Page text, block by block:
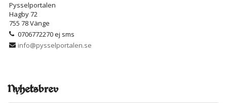
Pysselportalen
Hagby 72
755 78 Vänge
0706772270 ej sms
info@pysselportalen.se
Nyhetsbrev